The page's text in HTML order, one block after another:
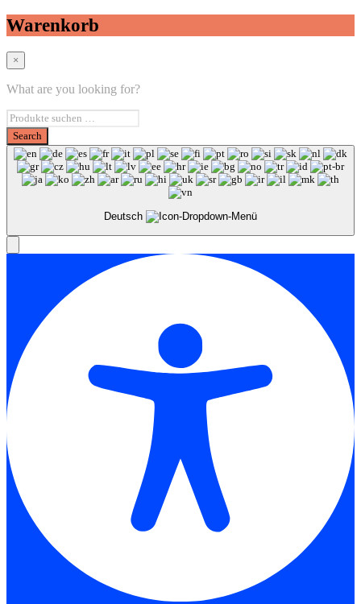
Warenkorb
×
What are you looking for?
Deutsch